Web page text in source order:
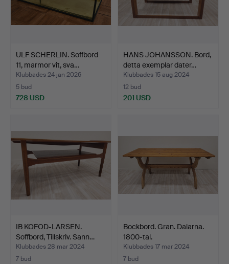
ULF SCHERLIN. Soffbord
11, marmor vit, sva…
Klubbades 24 jan 2026
5 bud
728 USD
HANS JOHANSSON. Bord,
detta exemplar dater…
Klubbades 15 aug 2024
12 bud
201 USD
IB KOFOD-LARSEN.
Soffbord, Tillskriv. Sann…
Klubbades 28 mar 2024
7 bud
Bockbord. Gran. Dalarna.
1800-tal.
Klubbades 17 mar 2024
7 bud